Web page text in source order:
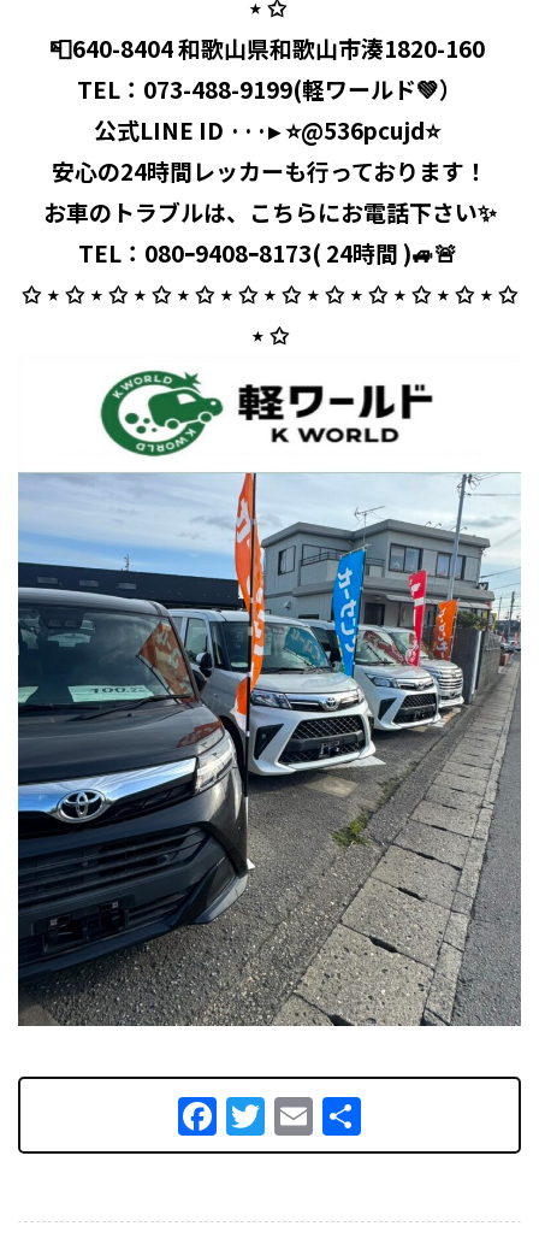
📮640-8404 和歌山県和歌山市湊1820-160 ⁡
TEL： 073-488-9199(軽ワールド💚）
公式LINE ID ···▸ ⭐️@536pcujd⭐️ ⁡
安心の24時間レッカーも行っております！
お車のトラブルは、こちらにお電話下さい✨
TEL：080ｰ9408ｰ8173( 24時間 )🚙🚨 ⁡
✩ ⋆ ✩ ⋆ ✩ ⋆ ✩ ⋆ ✩ ⋆ ✩ ⋆ ✩ ⋆ ✩ ⋆ ✩ ⋆ ✩ ⋆ ✩ ⋆ ✩
⋆ ✩
Facebook
Twitter
Email
有